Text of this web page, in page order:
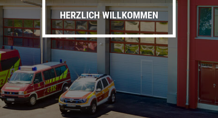
HERZLICH WILLKOMMEN